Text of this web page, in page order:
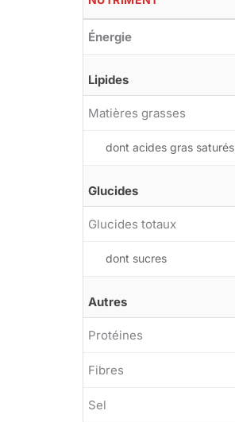
Énergie
Lipides
Matières grasses
dont acides gras saturés
Glucides
Glucides totaux
dont sucres
Autres
Protéines
Fibres
Sel